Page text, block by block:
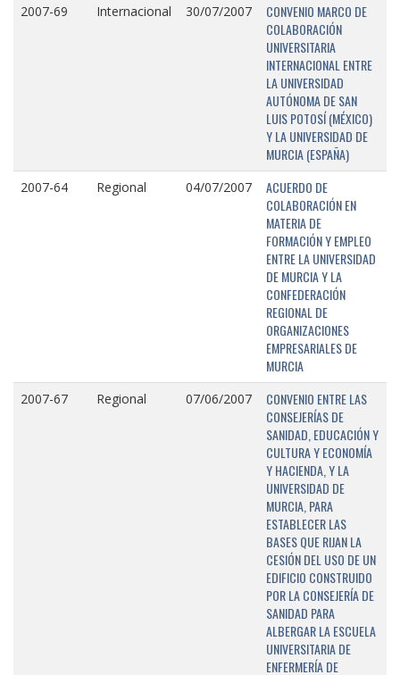
2007-69 Internacional 30/07/2007
CONVENIO MARCO DE
COLABORACIÓN
UNIVERSITARIA
INTERNACIONAL ENTRE
LA UNIVERSIDAD
AUTÓNOMA DE SAN
LUIS POTOSÍ (MÉXICO)
Y LA UNIVERSIDAD DE
MURCIA (ESPAÑA)
2007-64 Regional 04/07/2007
ACUERDO DE
COLABORACIÓN EN
MATERIA DE
FORMACIÓN Y EMPLEO
ENTRE LA UNIVERSIDAD
DE MURCIA Y LA
CONFEDERACIÓN
REGIONAL DE
ORGANIZACIONES
EMPRESARIALES DE
MURCIA
2007-67 Regional 07/06/2007
CONVENIO ENTRE LAS
CONSEJERÍAS DE
SANIDAD, EDUCACIÓN Y
CULTURA Y ECONOMÍA
Y HACIENDA, Y LA
UNIVERSIDAD DE
MURCIA, PARA
ESTABLECER LAS
BASES QUE RIJAN LA
CESIÓN DEL USO DE UN
EDIFICIO CONSTRUIDO
POR LA CONSEJERÍA DE
SANIDAD PARA
ALBERGAR LA ESCUELA
UNIVERSITARIA DE
ENFERMERÍA DE